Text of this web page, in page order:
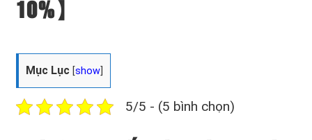
10%】
Mục Lục [show
5/5 - (5 bình chọn)